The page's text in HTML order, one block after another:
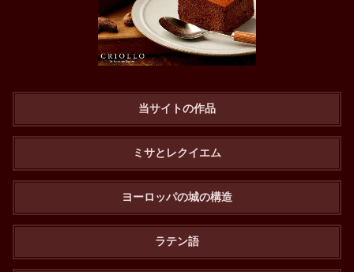
当サイトの作品
ミサとレクイエム
ヨーロッパの城の構造
ラテン語